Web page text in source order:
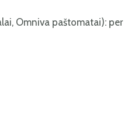
Omniva paštomatai): per